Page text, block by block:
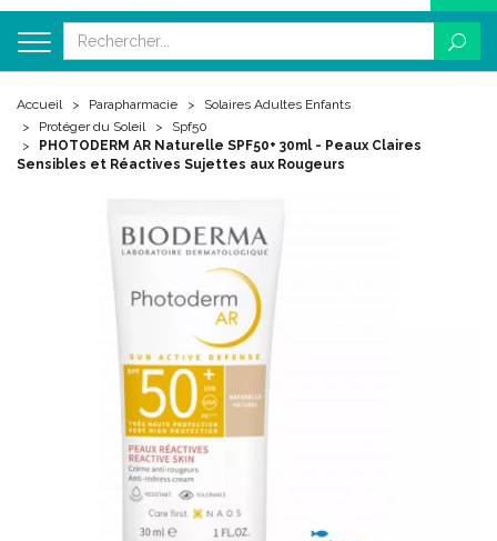
Accueil Parapharmacie
Solaires Adultes Enfants
Protéger du Soleil
Spf50
PHOTODERM AR Naturelle SPF50+ 30ml - Peaux Claires
Sensibles et Réactives Sujettes aux Rougeurs